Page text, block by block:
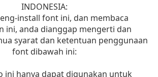
INDONESIA:
install font ini, dan membaca
ini, anda dianggap mengerti dan
syarat dan ketentuan penggunaan
font dibawah ini:
ini hanya dapat digunakan untuk